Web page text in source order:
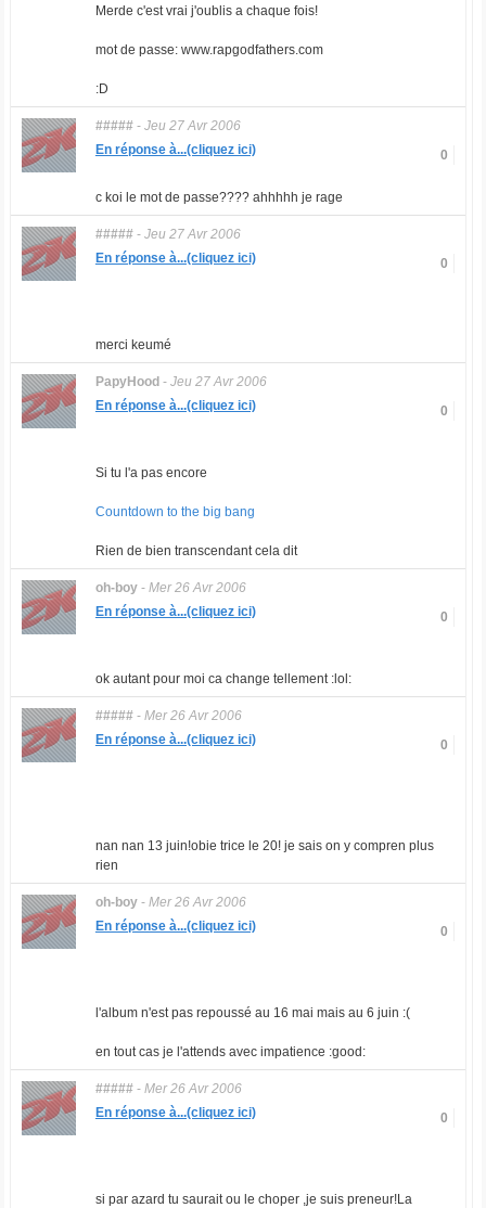
Merde c'est vrai j'oublis a chaque fois!
mot de passe: www.rapgodfathers.com
:D
#####- Jeu 27 Avr 2006
0
En réponse à...(cliquez ici)
c koi le mot de passe???? ahhhhh je rage
#####- Jeu 27 Avr 2006
0
En réponse à...(cliquez ici)
merci keumé
PapyHood - Jeu 27 Avr 2006
0
En réponse à...(cliquez ici)
Si tu l'a pas encore
Countdown to the big bang
Rien de bien transcendant cela dit
oh-boy- Mer 26 Avr 2006
0
En réponse à...(cliquez ici)
ok autant pour moi ca change tellement :lol:
#####- Mer 26 Avr 2006
0
En réponse à...(cliquez ici)
nan nan 13 juin!obie trice le 20! je sais on y compren plus
rien
oh-boy- Mer 26 Avr 2006
0
En réponse à...(cliquez ici)
l'album n'est pas repoussé au 16 mai mais au 6 juin :(
en tout cas je l'attends avec impatience :good:
#####- Mer 26 Avr 2006
0
En réponse à...(cliquez ici)
si par azard tu saurait ou le choper ,je suis preneur!La